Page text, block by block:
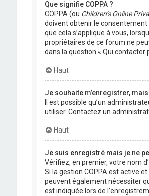
Que signifie COPPA ?
COPPA (ou Children’s Online
doivent obtenir le consentement
que cela s’applique à vous,
propriétaires de ce forum ne
dans la question « Qui contacter
Haut
Je souhaite m’enregistrer, mais
Il est possible qu’un
utiliser. Contactez un
Haut
Je suis enregistré mais je ne
Vérifiez, en premier, votre nom
Si la gestion COPPA est active
peuvent également nécessiter
est indiquée lors de